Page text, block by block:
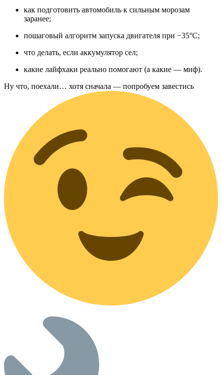
как подготовить автомобиль к сильным морозам
заранее;
пошаговый алгоритм запуска двигателя при −35°C;
что делать, если аккумулятор сел;
какие лайфхаки реально помогают (а какие — миф).
Ну что, поехали… хотя сначала — попробуем завестись